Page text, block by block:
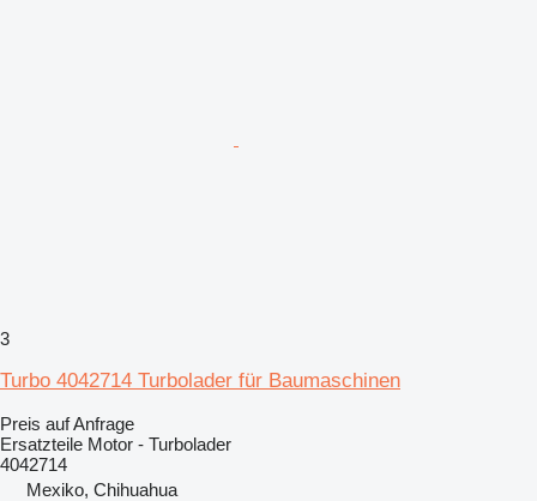
3
Turbo 4042714 Turbolader für Baumaschinen
Preis auf Anfrage
Ersatzteile Motor - Turbolader
4042714
Mexiko, Chihuahua